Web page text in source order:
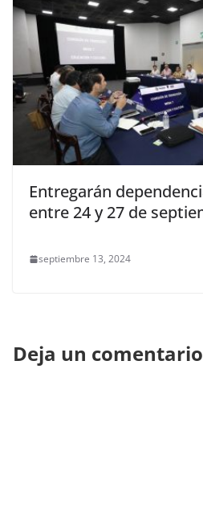
Entregarán
entre 24 y 27 de
septiembre 13, 2024
Deja un comentario